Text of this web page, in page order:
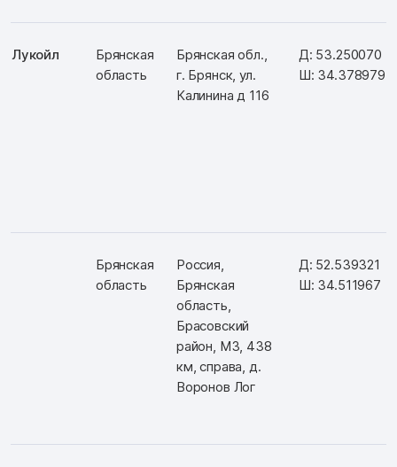
Лукойл
Брянская
область
Брянская обл.,
г. Брянск, ул.
Калинина д 116
Д: 53.250070
Ш: 34.378979
Брянская
область
Россия,
Брянская
область,
Брасовский
район, М3, 438
км, справа, д.
Воронов Лог
Д: 52.539321
Ш: 34.511967